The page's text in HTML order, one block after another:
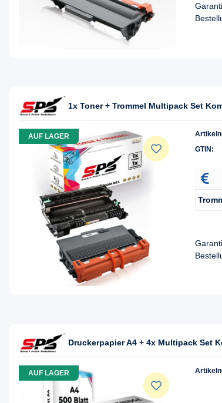
1x Toner + Trommel Multipack Set
AUF LAGER
GTIN:
Druckerpapier A4 + 4x Multipack Set
AUF LAGER